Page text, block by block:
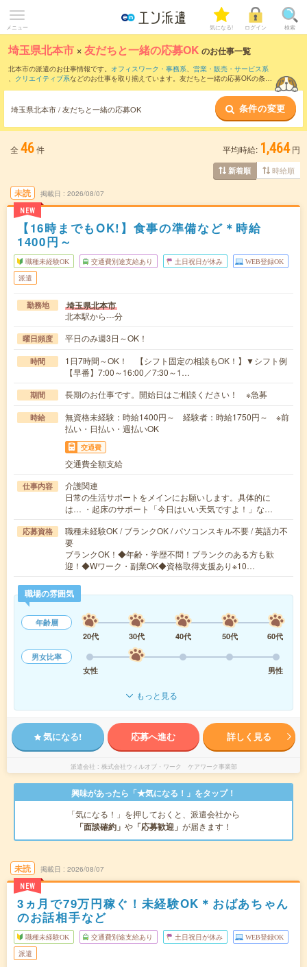
メニュー 気になる! ログイン 検索
埼玉県北本市 ×友だちと一緒の応募OK のお仕事一覧
北本市の派遣のお仕事情報です。 オフィスワーク・事務系、 営業・販売・サービス系
、 クリエイティブ系などのお仕事を取り揃えています。友だちと一緒の応募OKの条件
埼玉県北本市 / 友だちと一緒の応募OK 条件の変更
全 46件 平均時給: 1,464 円
新着順 時給順
未読
NEW
掲載日 2026/08/07
【16時までもOK!】食事の準備など＊時給
1400円～
職種未経験OK 交通費別途支給あり 土日祝日が休み WEB登録OK
派遣
勤務地 埼玉県北本市
北本駅から---分
曜日頻度 平日のみ週3日～OK！
時間
1日7時間～OK！ 【シフト固定の相談もOK！】▼シフト例
【早番】7:00～16:00／7:30～1…
期間 長期のお仕事です。開始日はご相談ください！ ※急募
時給
無資格未経験：時給1400円～ 経験者：時給1750円～ ※前
払い・日払い・週払いOK
交通費
交通費全額支給
仕事内容
介護関連
日常の生活サポートをメインにお願いします。具体的に
は… ・起床のサポート「今日はいい天気ですよ！」な…
応募資格
職種未経験OK / ブランクOK / パソコンスキル不要 / 英語力不
要
ブランクOK！◆年齢・学歴不問！ブランクのある方も歓
迎！◆Wワーク・副業OK◆資格取得支援あり※10…
職場の雰囲気
年齢層
20代
30代 40代 50代
60代
男女比率
女性
男性
もっと見る
気になる! 応募へ進む 詳しく見る
派遣会社 株式会社ウィルオブ・ワーク ケアワーク事業部
興味があったら「★気になる！」をタップ！
「気になる！」を押しておくと、派遣会社から
「面談確約」 や 「応募歓迎」 が届きます！
未読
NEW
掲載日 2026/08/07
3ヵ月で79万円稼ぐ！未経験OK＊おばあちゃん
のお話相手など
職種未経験OK 交通費別途支給あり 土日祝日が休み WEB登録OK
派遣